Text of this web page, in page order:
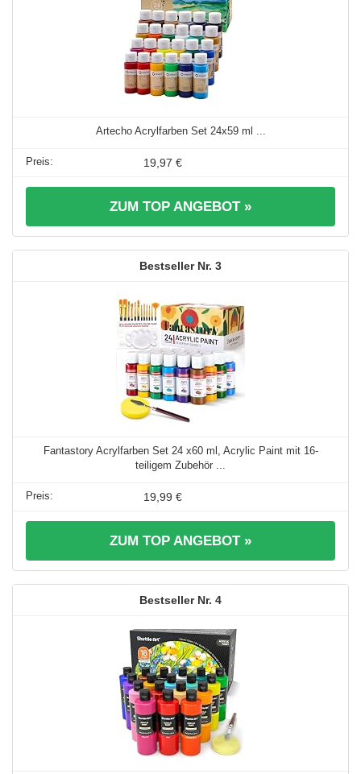
Artecho Acrylfarben Set 24x59 ml ...
19,97 €
ZUM TOP ANGEBOT »
3
Fantastory Acrylfarben Set 24 x60 ml, Acrylic Paint mit 16-
teiligem Zubehör ...
19,99 €
ZUM TOP ANGEBOT »
4